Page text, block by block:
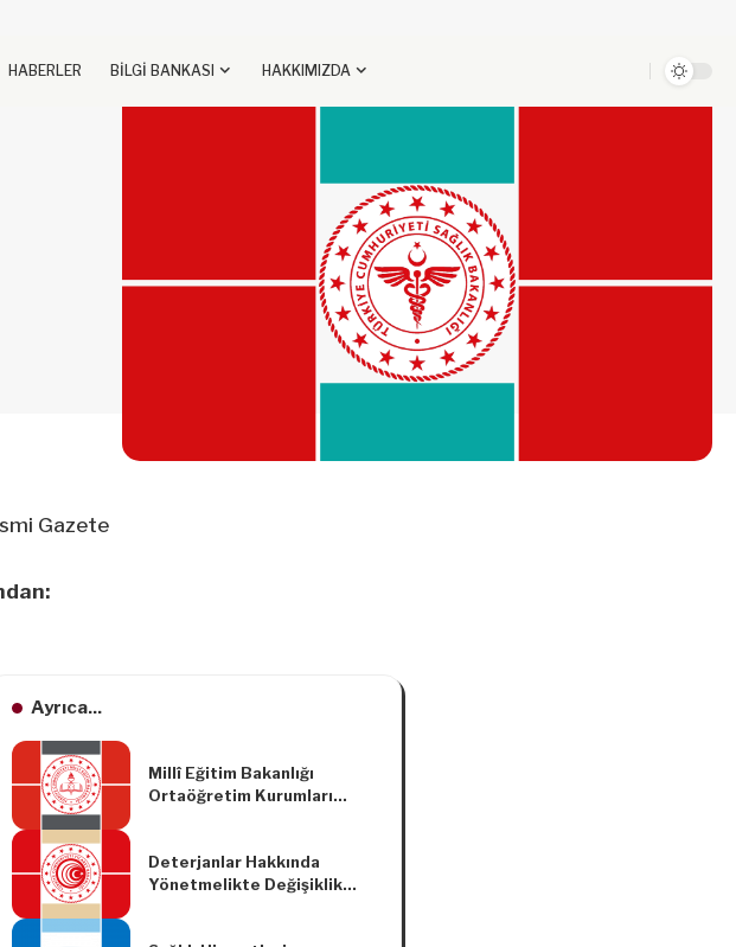
HABERLER BİLGİ BANKASI HAKKIMIZDA
Gazete
Ayrıca...
Millî Eğitim Bakanlığı
Ortaöğretim Kurumları
Yönetmelik
Deterjanlar Hakkında
Yönetmelikte Değişiklik